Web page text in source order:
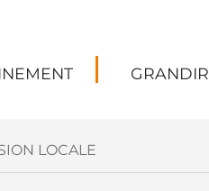
GRANDIR
LOCALE